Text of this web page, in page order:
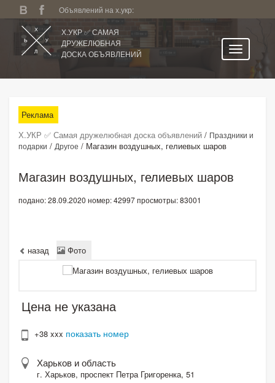
Объявлений на х.укр:
Х.УКР ✅ САМАЯ
ДРУЖЕЛЮБНАЯ
ДОСКА ОБЪЯВЛЕНИЙ
Все регионы
Категории
Избранное
Поиск по сайту
Подать объявление
Реклама
Х.УКР ✅ Самая дружелюбная доска объявлений / Праздники и
подарки / Другое / Магазин воздушных, гелиевых шаров
Магазин воздушных, гелиевых шаров
подано: 28.09.2020 номер: 42997просмотры: 83001
назад Фото
Цена не указана
+38 xxx показать номер
Харьков и область
г. Харьков, проспект Петра Григоренка, 51